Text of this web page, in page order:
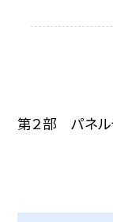
第２部 パネル